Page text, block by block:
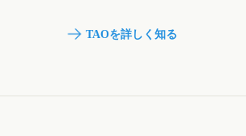
TAOを詳しく知る